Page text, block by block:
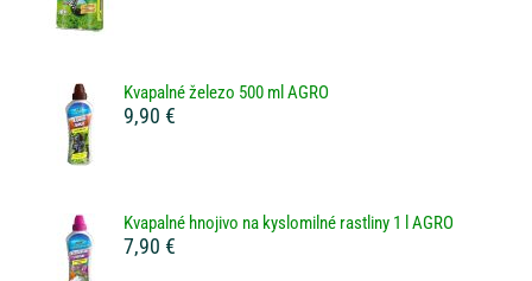
Kvapalné železo 500 ml AGRO
9,90 €
Kvapalné hnojivo na kyslomilné rastliny 1 l AGRO
7,90 €